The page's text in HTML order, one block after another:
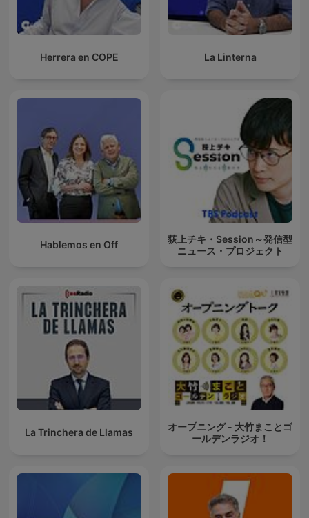
Herrera en COPE La Linterna
Hablemos en Off
荻上チキ・Session～発信型
ニュース・プロジェクト
La Trinchera de Llamas
オープニング - 大竹まことゴ
ールデンラジオ！